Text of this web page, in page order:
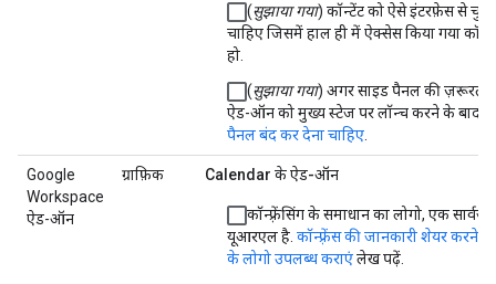
(सुझाया गया) कॉन्टेंट को ऐसे इंटरफ़ेस से चुना
चाहिए जिसमें हाल ही में ऐक्सेस किया गया
हो.
(सुझाया गया) अगर साइड पैनल की ज़रूरत
ऐड-ऑन को मुख्य स्टेज पर लॉन्च करने के बाद,
पैनल बंद कर देना चाहिए
Google
Workspace
ऐड-ऑन
ग्राफ़िक Calendar के ऐड-ऑन
कॉन्फ़्रेंसिंग के समाधान का लोगो, एक
यूआरएल है. कॉन्फ़्रेंस की जानकारी शेयर करने
के लोगो उपलब्ध कराएंलेख पढ़ें.